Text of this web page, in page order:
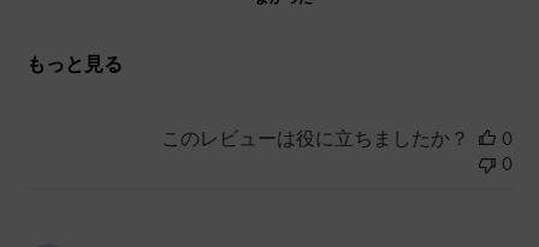
もっと見る
このレビューは役に立ちましたか？
0
0